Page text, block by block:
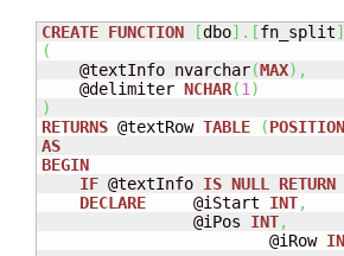
CREATE FUNCTION [dbo] . [fn_split]
(
    @textInfo nvarchar
(MAX) ,
    @delimiter
NCHAR(1 )
)
RETURNS @textRow TABLE (POSITION
AS
BEGIN
IF @textInfo IS NULL
RETURN
DECLARE
	@iStart
INT,
    		@iPos
INT,
			@iRow